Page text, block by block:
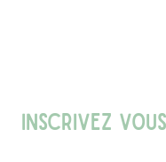
INSCRIVEZ